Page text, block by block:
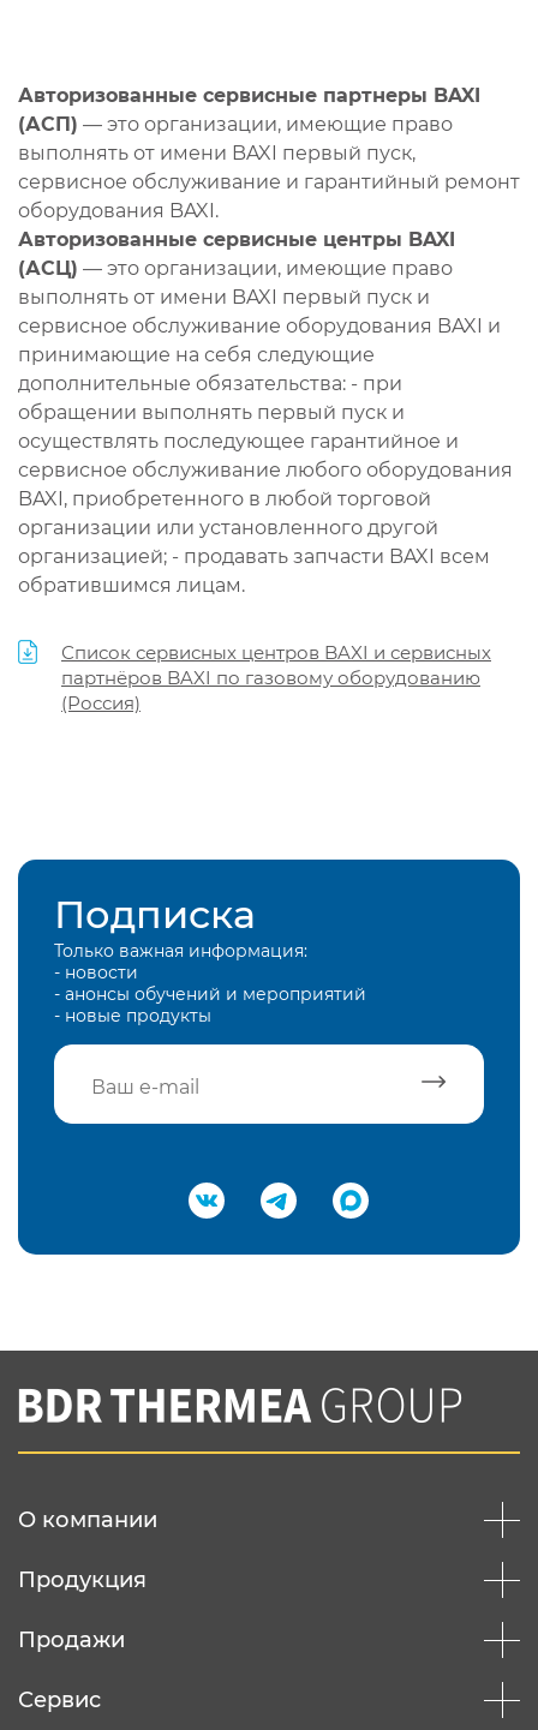
Авторизованные сервисные партнеры BAXI
(АСП) — это организации, имеющие право
выполнять от имени BAXI первый пуск,
сервисное обслуживание и гарантийный ремонт
оборудования BAXI.
Авторизованные сервисные центры BAXI
(АСЦ) — это организации, имеющие право
выполнять от имени BAXI первый пуск и
сервисное обслуживание оборудования BAXI и
принимающие на себя следующие
дополнительные обязательства: - при
обращении выполнять первый пуск и
осуществлять последующее гарантийное и
сервисное обслуживание любого оборудования
BAXI, приобретенного в любой торговой
организации или установленного другой
организацией; - продавать запчасти BAXI всем
обратившимся лицам.
Список сервисных центров BAXI и сервисных
партнёров BAXI по газовому оборудованию
(Россия)
Подписка
Только важная информация:
- новости
- анонсы обучений и мероприятий
- новые продукты
Подтвердить e-mail
Вы соглашаетесь с нашей политикой
конфеденциальности
О компании
Продукция
Продажи
Сервис